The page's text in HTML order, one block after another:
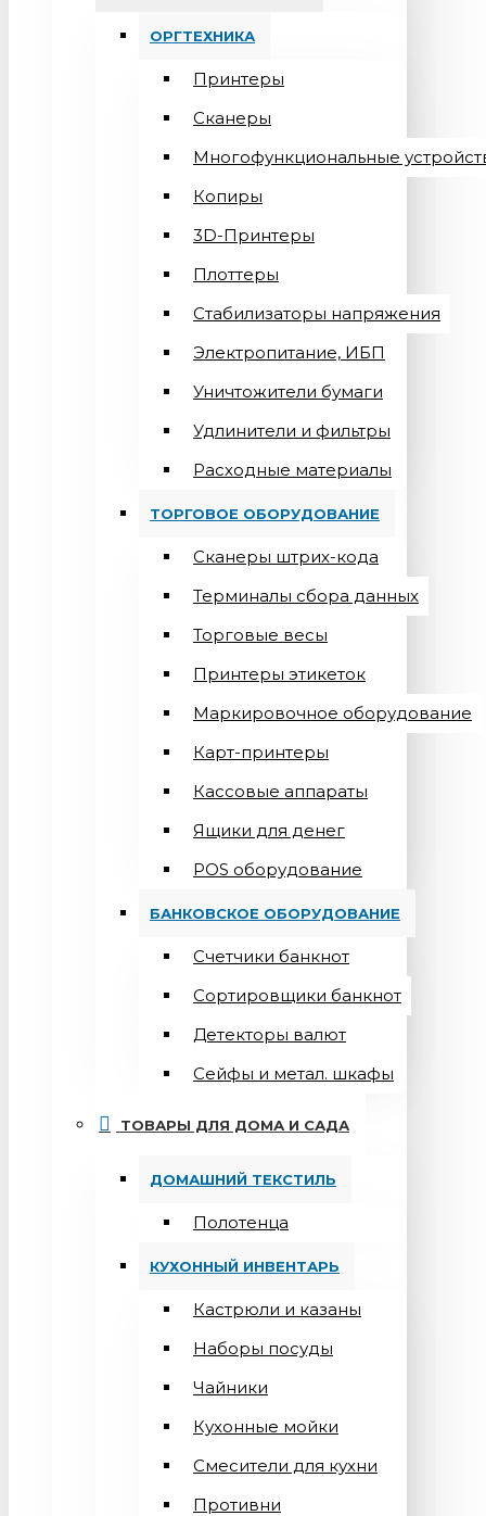
ОРГТЕХНИКА
Принтеры
Сканеры
Многофункциональные
Копиры
3D-Принтеры
Плоттеры
Стабилизаторы напряжения
Электропитание, ИБП
Уничтожители бумаги
Удлинители и фильтры
Расходные материалы
ТОРГОВОЕ ОБОРУДОВАНИЕ
Сканеры штрих-кода
Терминалы сбора данных
Торговые весы
Принтеры этикеток
Маркировочное оборудование
Карт-принтеры
Кассовые аппараты
Ящики для денег
POS оборудование
БАНКОВСКОЕ ОБОРУДОВАНИЕ
Счетчики банкнот
Сортировщики банкнот
Детекторы валют
Сейфы и метал. шкафы
ТОВАРЫ ДЛЯ ДОМА И САДА
ДОМАШНИЙ ТЕКСТИЛЬ
Полотенца
КУХОННЫЙ ИНВЕНТАРЬ
Кастрюли и казаны
Наборы посуды
Чайники
Кухонные мойки
Смесители для кухни
Противни